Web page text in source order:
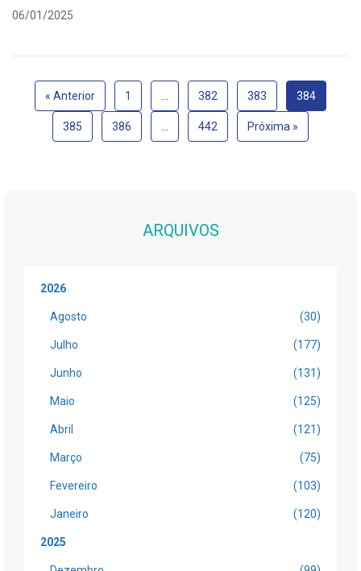
06/01/2025
« Anterior 1 382 383 384
385 386 442 Próxima »
ARQUIVOS
2026
Agosto (30)
Julho (177)
Junho (131)
Maio (125)
Abril (121)
Março (75)
Fevereiro (103)
Janeiro (120)
2025